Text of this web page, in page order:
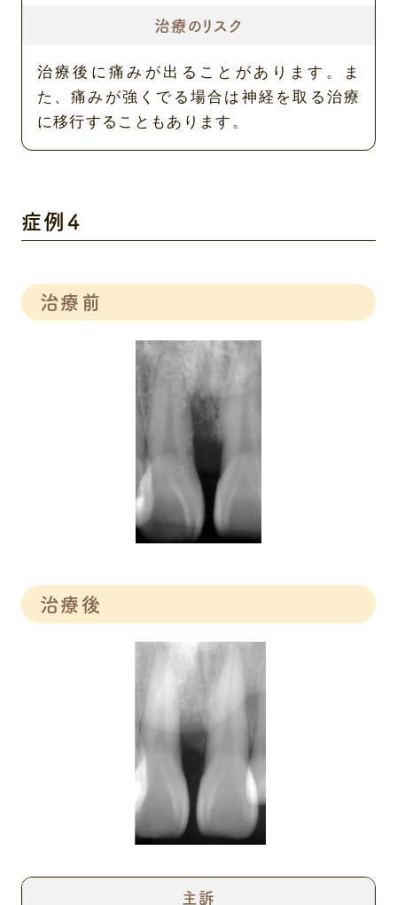
治療のリスク
治療後に痛みが出ることがあります。ま
た、痛みが強くでる場合は神経を取る治療
に移行することもあります。
症例４
治療前
治療後
主訴